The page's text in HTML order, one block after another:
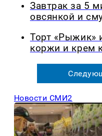
Завтрак за 5
овсянкой и
Торт «Рыжик»
коржи и крем
Новости СМИ2